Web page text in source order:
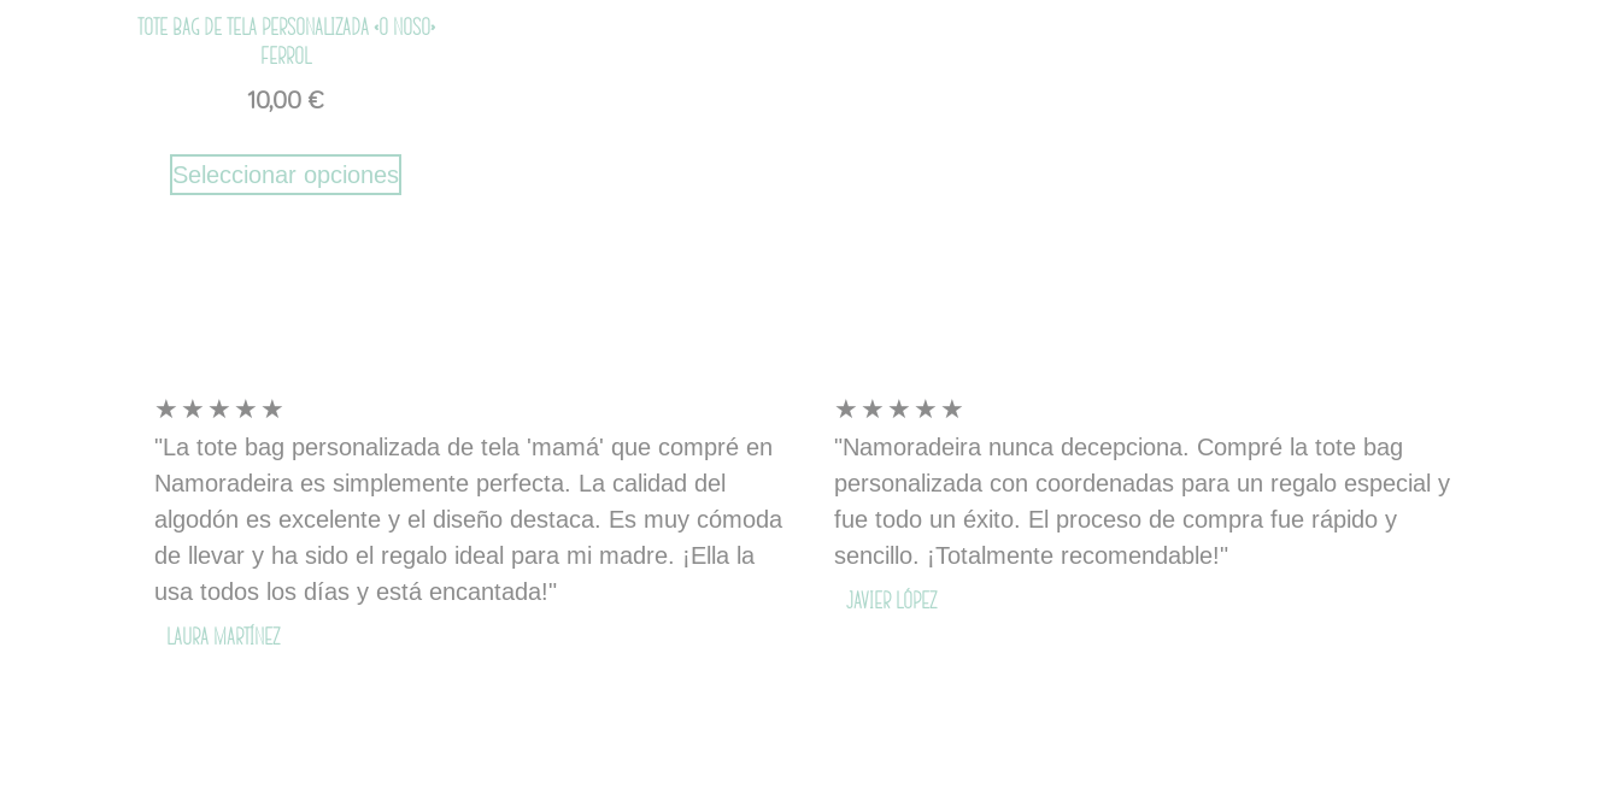
Tote bag de tela personalizada «O noso»
Ferrol
10,00 €
Seleccionar opciones
☆ ☆ ☆ ☆ ☆
"La tote bag personalizada de tela 'mamá' que compré en
Namoradeira es simplemente perfecta. La calidad del
algodón es excelente y el diseño destaca. Es muy cómoda
de llevar y ha sido el regalo ideal para mi madre. ¡Ella la
usa todos los días y está encantada!"
— Laura Martínez
☆ ☆ ☆ ☆ ☆
"Namoradeira nunca decepciona. Compré la tote bag
personalizada con coordenadas para un regalo especial y
fue todo un éxito. El proceso de compra fue rápido y
sencillo. ¡Totalmente recomendable!"
— Javier López